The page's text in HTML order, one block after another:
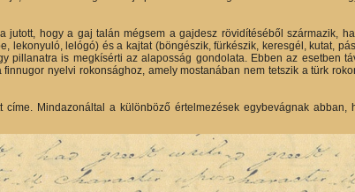
jutott, hogy a gaj talán mégsem a gajdesz rövidítéséből származik,
lekonyuló, lelógó) és a kajtat (böngészik, fürkészik, keresgél, kutat,
pillanatra is megkísérti az alaposság gondolata. Ebben az esetben
nyelvi rokonsághoz, amely mostanában nem tetszik a türk
Mindazonáltal a különböző értelmezések egybevágnak abban,